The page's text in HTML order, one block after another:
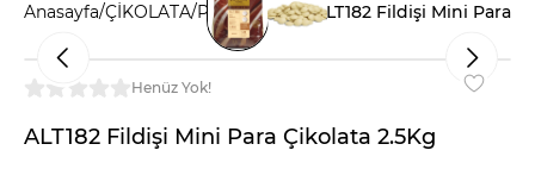
Anasayfa/ÇİKOLATA/Para Çikolata/ALT182 Fildişi Mini Para
Henüz Yok!
ALT182 Fildişi Mini Para Çikolata 2.5Kg